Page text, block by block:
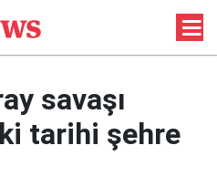
savaşı
tarihi şehre